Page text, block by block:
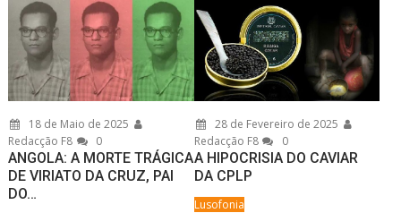
18 de Maio de 2025
Redacção F8
0
ANGOLA: A MORTE TRÁGICA
DE VIRIATO DA CRUZ, PAI
DO…
28 de Fevereiro de 2025
Redacção F8
0
A HIPOCRISIA DO CAVIAR
DA CPLP
Lusofonia